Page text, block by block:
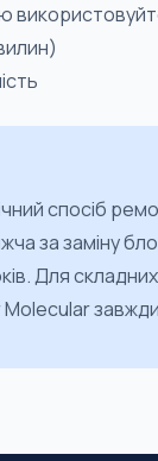
спосіб
за заміну
Для